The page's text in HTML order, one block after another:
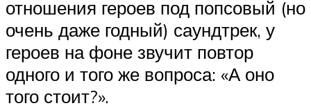
отношения героев под попсовый (но
очень даже годный) саундтрек, у
героев на фоне звучит повтор
одного и того же вопроса: «А оно
того стоит?».